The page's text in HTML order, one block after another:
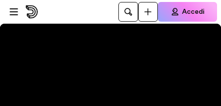
Vai al lettore
Passa al contenuto principale
Accedi